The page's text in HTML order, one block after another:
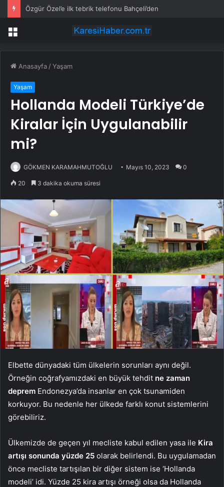
Özgür Özel’e ilk tebrik telefonu Bahçeli’den
Menü
Anasayfa /Yaşam
Yaşam
Hollanda Modeli Türkiye’de
Kiralar İçin Uygulanabilir
mi?
GÖKMEN KARAMAHMUTOĞLU Mayıs 10, 2023 0
20 3 dakika okuma süresi
Elbette dünyadaki tüm ülkelerin sorunları aynı değil.
Örneğin coğrafyamızdaki en büyük tehdit ne zaman
deprem Endonezya’da insanlar en çok tsunamiden
korkuyor. Bu nedenle her ülkede farklı konut sistemlerini
görebiliriz.
Ülkemizde de geçen yıl mecliste kabul edilen yasa ile Kira
artışı sonunda yüzde 25 olarak belirlendi. Bu uygulamadan
önce mecliste tartışılan bir diğer sistem ise ‘Hollanda
modeli’ idi. Yüzde 25 kira artışı örneği olsa da Hollanda